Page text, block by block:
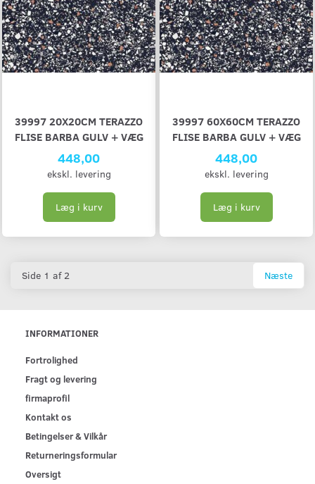
39997 20X20CM TERAZZO
FLISE BARBA GULV + VÆG
448,00
ekskl. levering
Læg i kurv
39997 60X60CM TERAZZO
FLISE BARBA GULV + VÆG
448,00
ekskl. levering
Læg i kurv
Side 1 af 2 Næste
INFORMATIONER
Fortrolighed
Fragt og levering
firmaprofil
Kontakt os
Betingelser & Vilkår
Returneringsformular
Oversigt